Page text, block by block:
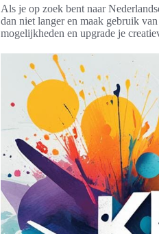
Als je op zoek bent naar
dan niet langer en maak gebruik
mogelijkheden en upgrade je